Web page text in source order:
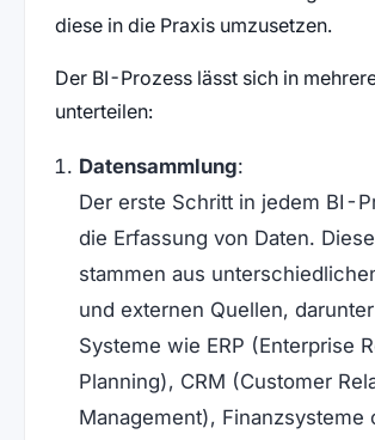
diese in die Praxis umzusetzen.
Der BI-Prozess lässt sich in
unterteilen:
Datensammlung:
Der erste Schritt in jedem BI-
die Erfassung von Daten.
stammen aus
und externen Quellen,
Systeme wie ERP (Enterprise
Planning), CRM (Customer
Management), Finanzsysteme